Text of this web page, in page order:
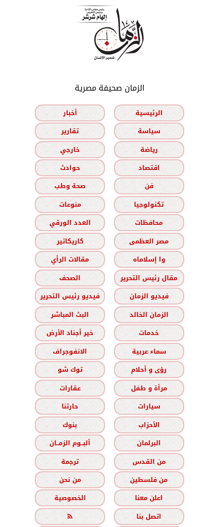
الزمان صحيفة مصرية
الرئيسية
أخبار
سياسة
تقارير
رياضة
خارجي
اقتصاد
حوادث
فن
صحة وطب
تكنولوجيا
منوعات
محافظات
العدد الورقي
مصر العظمى
كاريكاتير
وا إسلاماه
مقالات الرأي
مقال رئيس التحرير
الصحف
فيديو الزمان
فيديو رئيس التحرير
الزمان الخالد
البث المباشر
خدمات
خير أجناد الأرض
سماء عربية
الانفوجراف
رؤى و أحلام
توك شو
مرأة و طفل
عقارات
سيارات
حارتنا
الأحزاب
بنوك
البرلمان
ألبــوم الزمــان
من القدس
ترجمة
من فلسطين
من نحن
اعلن معنا
الخصوصية
اتصل بنا
